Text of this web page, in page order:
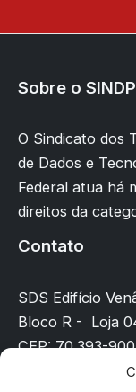
Sobre o
O Sindicato dos
de Dados e
Federal atua há
direitos da
Contato
SDS Edifício
Bloco R - Loja
CEP: 70.393-900